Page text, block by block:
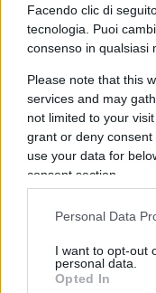
Facendo clic di
tecnologia. Puoi
consenso in qualsiasi
Please note that this
services and may
not limited to your
grant or deny
use your data for
consent section.
Personal Data
I want to opt-out
personal data.
Opted In
fossesommersa
contrario di
scienza e la
parecchie
sostenibile. Il
generazione e
poi i sistemi per
dall’atmosfera.
dell’ambiente (e
pensare al ciclo di